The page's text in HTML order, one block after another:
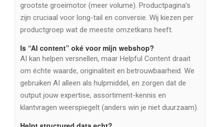
grootste groeimotor (meer volume). Productpagina’s
zijn cruciaal voor long-tail en conversie. Wij kiezen per
productgroep wat de meeste omzetkans heeft.
Is “AI content” oké voor mijn webshop?
AI kan helpen versnellen, maar Helpful Content draait
om échte waarde, originaliteit en betrouwbaarheid. We
gebruiken AI alleen als hulpmiddel, en zorgen dat de
output jouw expertise, assortiment-kennis en
klantvragen weerspiegelt (anders win je niet duurzaam).